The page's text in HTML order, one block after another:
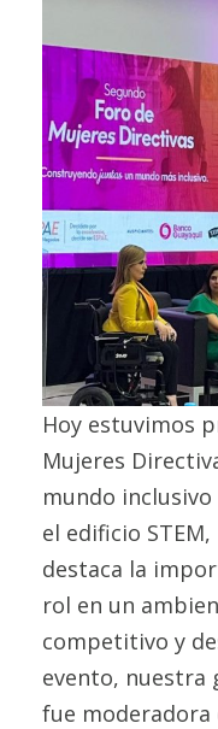
Hoy estuvimos
Mujeres
mundo inclusivo
el edificio STEM,
destaca la
rol en un
competitivo y
evento, nuestra
fue